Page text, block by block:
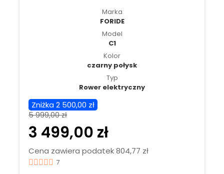
Marka
FORIDE
Model
C1
Kolor
czarny połysk
Typ
Rower elektryczny
Zniżka 2 500,00 zł
5 999,00 zł
3 499,00 zł
Cena zawiera podatek 804,77 zł
7